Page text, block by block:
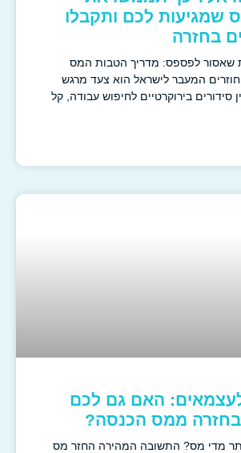
לכם ותקבלו
לפספס: מדריך הטבות המס
המעבר לישראל הוא צעד מרגש
בירוקרטיים לחיפוש עבודה, קל
האם גם לכם
ממס הכנסה?
מס? התשובה המהירה החזר מס